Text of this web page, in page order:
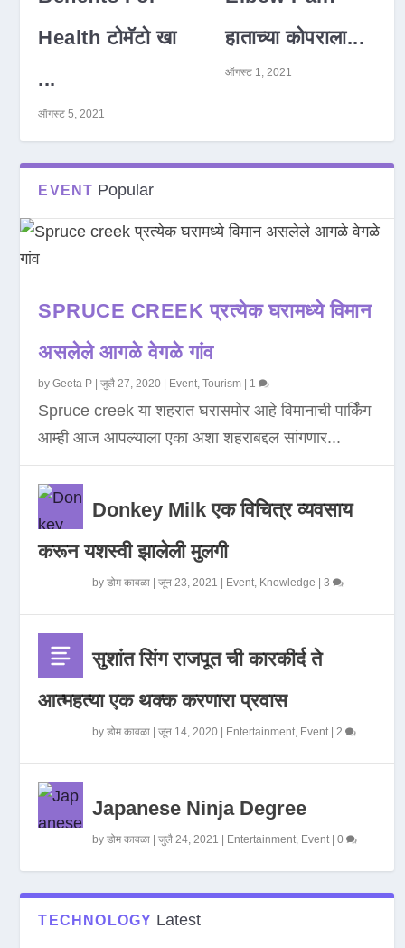
Health टोमॅटो खा
...
ऑगस्ट 5, 2021
हाताच्या कोपराला...
ऑगस्ट 1, 2021
EVENT Popular
SPRUCE CREEK प्रत्येक घरामध्ये विमान
असलेले आगळे वेगळे गांव
byGeeta P |जुलै 27, 2020 Event,Tourism 1
Spruce creek या शहरात घरासमोर आहे विमानाची पार्किंग
आम्ही आज आपल्याला एका अशा शहराबद्दल सांगणार...
Donkey Milk एक विचित्र व्यवसाय
करून यशस्वी झालेली मुलगी
byडोम कावळा |जून 23, 2021 Event, Knowledge |3
सुशांत सिंग राजपूत ची कारकीर्द ते
आत्महत्या एक थक्क करणारा प्रवास
byडोम कावळा |जून 14, 2020 Entertainment, Event|2
Japanese Ninja Degree
byडोम कावळा |जुलै 24, 2021 Entertainment, Event|0
TECHNOLOGY Latest